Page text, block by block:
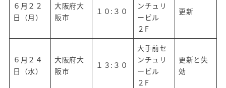
６月２２
日（月）
大阪府大
阪市
１０:３０
ンチュリ
ービル
２F
更新
６月２４
日（水）
大阪府大
阪市
１３:３０
大手前セ
ンチュリ
ービル
２F
更新と失
効